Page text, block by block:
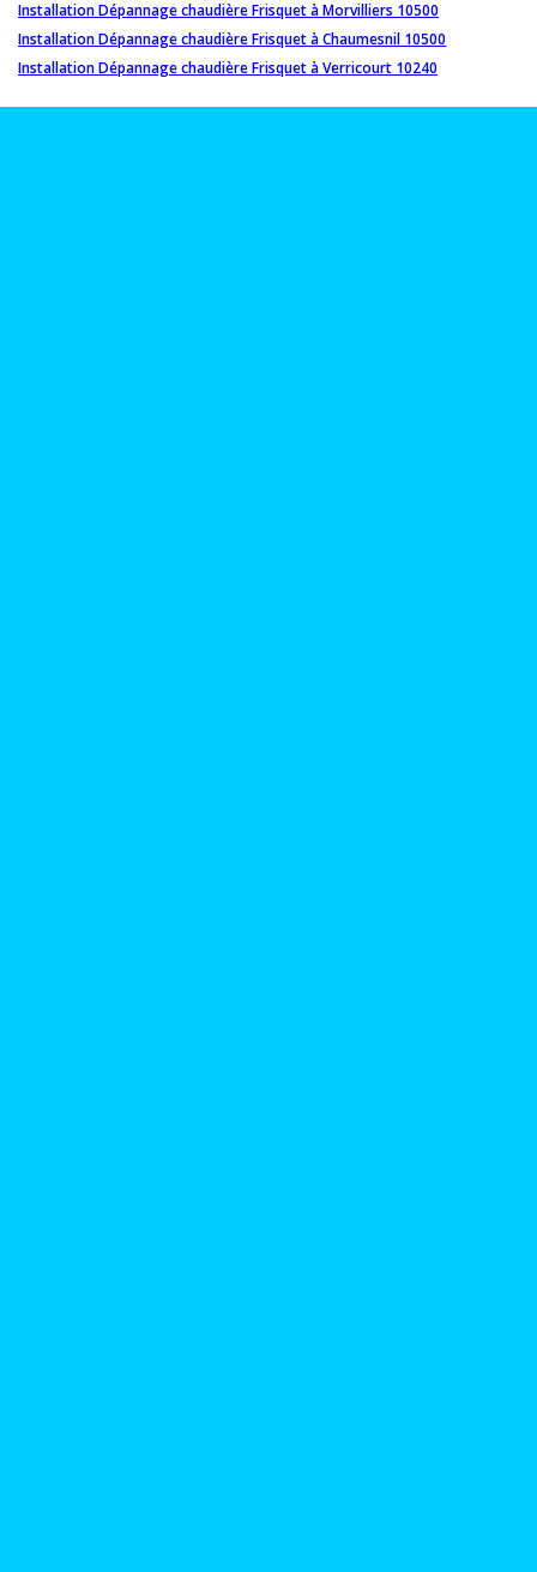
Installation Dépannage chaudière Frisquet à Morvilliers 10500
Installation Dépannage chaudière Frisquet à Chaumesnil 10500
Installation Dépannage chaudière Frisquet à Verricourt 10240